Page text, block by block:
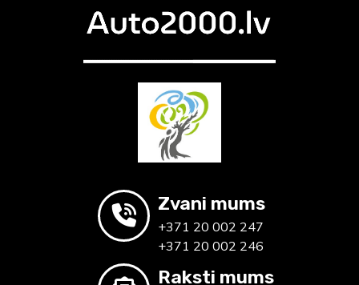
Zvani mums
+371 20 002 247
+371 20 002 246
Raksti mums